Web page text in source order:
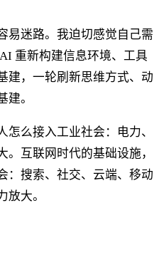
易迷路。我迫切感觉自己需
重新构建信息环境、工具
建，一轮刷新思维方式、动
建。
么接入工业社会：电力、
互联网时代的基础设施，
：搜索、社交、云端、移动
放大。